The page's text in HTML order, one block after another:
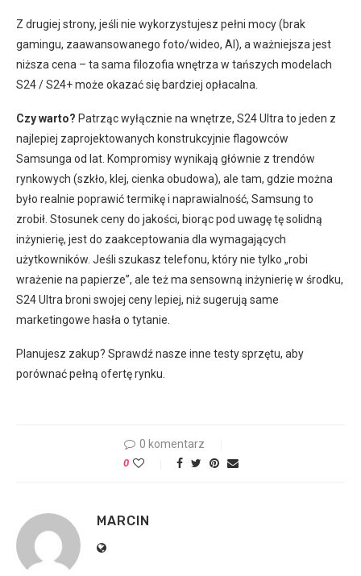
Z drugiej strony, jeśli nie wykorzystujesz pełni mocy (brak
gamingu, zaawansowanego foto/wideo, AI), a ważniejsza jest
niższa cena – ta sama filozofia wnętrza w tańszych modelach
S24 / S24+ może okazać się bardziej opłacalna.
Czy warto? Patrząc wyłącznie na wnętrze, S24 Ultra to jeden z
najlepiej zaprojektowanych konstrukcyjnie flagowców
Samsunga od lat. Kompromisy wynikają głównie z trendów
rynkowych (szkło, klej, cienka obudowa), ale tam, gdzie można
było realnie poprawić termikę i naprawialność, Samsung to
zrobił. Stosunek ceny do jakości, biorąc pod uwagę tę solidną
inżynierię, jest do zaakceptowania dla wymagających
użytkowników. Jeśli szukasz telefonu, który nie tylko „robi
wrażenie na papierze”, ale też ma sensowną inżynierię w środku,
S24 Ultra broni swojej ceny lepiej, niż sugerują same
marketingowe hasła o tytanie.
Planujesz zakup? Sprawdź nasze inne testy sprzętu, aby
porównać pełną ofertę rynku.
0 komentarz
0
MARCIN